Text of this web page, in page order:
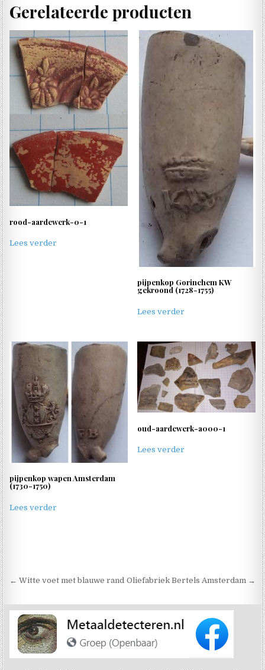
Gerelateerde producten
rood-aardewerk-0-1
Lees verder
pijpenkop Gorinchem KW
gekroond (1728-1755)
Lees verder
pijpenkop wapen Amsterdam
(1730-1750)
Lees verder
oud-aardewerk-a000-1
Lees verder
Berichtnavigatie
← Witte voet met blauwe rand Oliefabriek Bertels Amsterdam →